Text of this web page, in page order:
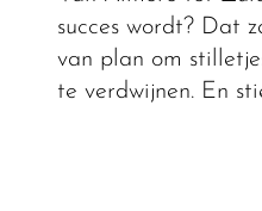
succes wordt? Dat
van plan om
te verdwijnen. En